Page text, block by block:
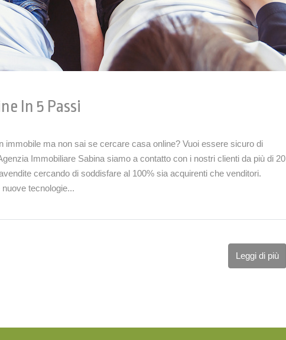
In 5 Passi
immobile ma non sai se cercare casa online? Vuoi essere sicuro di
Immobiliare Sabina siamo a contatto con i nostri clienti da più di 20
cercando di soddisfare al 100% sia acquirenti che venditori.
tecnologie...
Leggi di più